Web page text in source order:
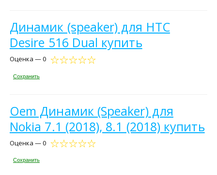
Динамик (speaker) для HTC
Desire 516 Dual купить
Оценка — 0
Сохранить
Oem Динамик (Speaker) для
Nokia 7.1 (2018), 8.1 (2018) купить
Оценка — 0
Сохранить